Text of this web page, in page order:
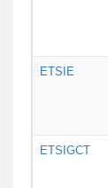
ETSIE
ETSIGCT